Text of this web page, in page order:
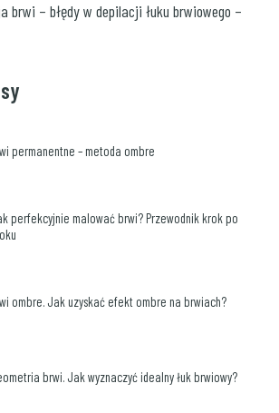
brwi – błędy w depilacji łuku brwiowego –
permanentne – metoda ombre
perfekcyjnie malować brwi? Przewodnik krok po
ombre. Jak uzyskać efekt ombre na brwiach?
brwi. Jak wyznaczyć idealny łuk brwiowy?